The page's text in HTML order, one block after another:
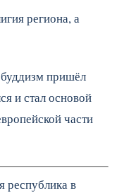
региона, а
пришёл
и стал основой
части
республика в